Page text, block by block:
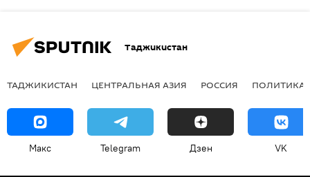
Таджикистан
ТАДЖИКИСТАН ЦЕНТРАЛЬНАЯ АЗИЯ РОССИЯ ПОЛИТИКА
Макс Telegram Дзен VK